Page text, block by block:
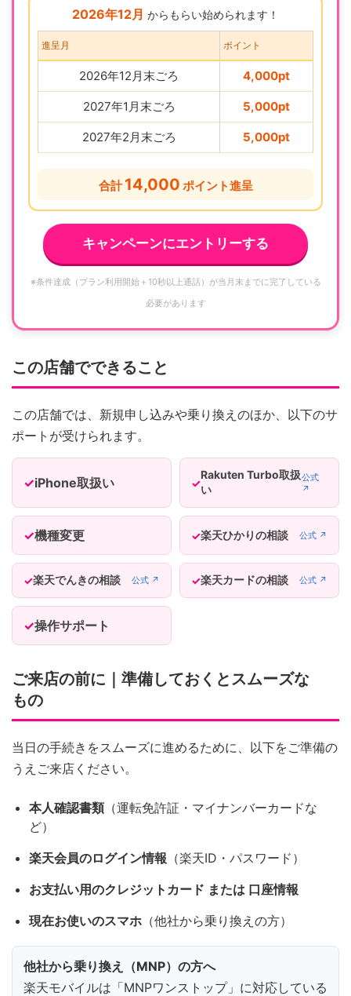
2026年12月 からもらい始められます！
進呈月 ポイント
2026年12月末ごろ 4,000pt
2027年1月末ごろ 5,000pt
2027年2月末ごろ 5,000pt
合計14,000 ポイント進呈
キャンペーンにエントリーする
※条件達成（プラン利用開始＋10秒以上通話）が当月末までに完了している
必要があります
この店舗でできること
この店舗では、新規申し込みや乗り換えのほか、以下のサ
ポートが受けられます。
iPhone取扱い
Rakuten Turbo取扱
い
公式
↗
機種変更 楽天ひかりの相談 公式 ↗
楽天でんきの相談 公式 ↗ 楽天カードの相談 公式 ↗
操作サポート
ご来店の前に｜準備しておくとスムーズな
もの
当日の手続きをスムーズに進めるために、以下をご準備の
うえご来店ください。
本人確認書類（運転免許証・マイナンバーカードな
ど）
楽天会員のログイン情報 （楽天ID・パスワード）
お支払い用のクレジットカード または 口座情報
現在お使いのスマホ （他社から乗り換えの方）
他社から乗り換え（MNP）の方へ
楽天モバイルは「MNPワンストップ」に対応している